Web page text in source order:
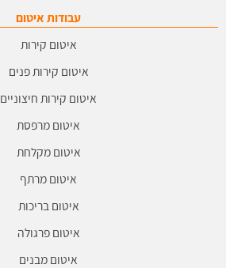
עבודות איטום
איטום קירות
איטום קירות פנים
איטום קירות חיצוניים
איטום מרפסת
איטום מקלחת
איטום מרתף
איטום בריכות
איטום פרגולה
איטום מבנים